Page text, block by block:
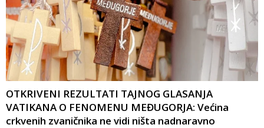
OTKRIVENI REZULTATI TAJNOG GLASANJA
VATIKANA O FENOMENU MEĐUGORJA: Većina
crkvenih zvaničnika ne vidi ništa nadnaravno